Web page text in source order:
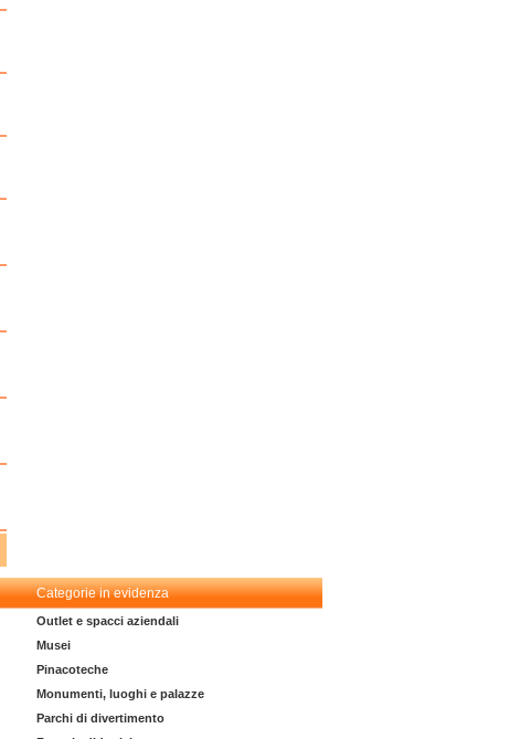
Categorie in evidenza
Outlet e spacci aziendali
Musei
Pinacoteche
Monumenti, luoghi e palazze
Parchi di divertimento